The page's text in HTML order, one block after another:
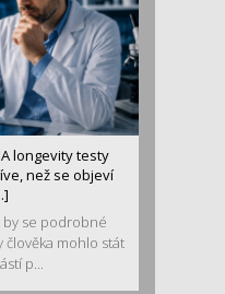
longevity testy
než se objeví
by se podrobné
člověka mohlo stát
p...